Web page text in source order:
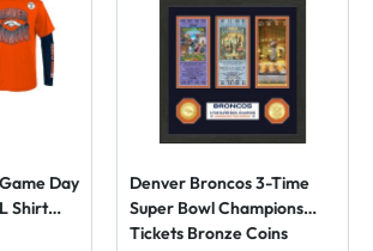
Day
Shirt
Denver Broncos 3-Time
Super Bowl Champions
Tickets Bronze Coins